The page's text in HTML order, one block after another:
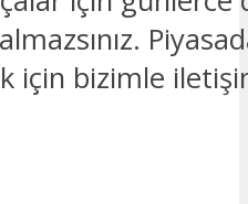
için bizimle